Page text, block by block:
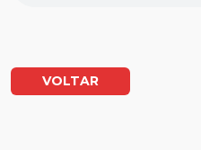
VOLTAR